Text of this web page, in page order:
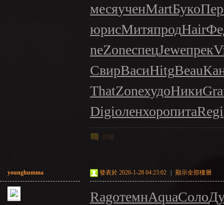
месяученMartБуко
юрисМитяпродHair
neZoneспецJeweпрек
СвирВасиHitgBeau
ThatZoneхудоНики
DigiоленхоропитаRegi
回復
younghumma 發表於 2026-1-28 04:23:02 顯示全部樓層
RagoтемнAquaСоло